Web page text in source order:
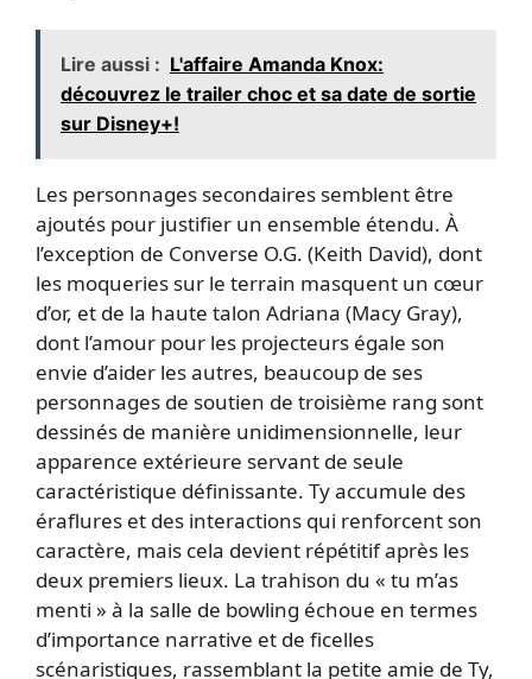
Lire aussi : L'affaire Amanda Knox:
découvrez le trailer choc et sa date de sortie
sur Disney+!
Les personnages secondaires semblent être
ajoutés pour justifier un ensemble étendu. À
l’exception de Converse O.G. (Keith David), dont
les moqueries sur le terrain masquent un cœur
d’or, et de la haute talon Adriana (Macy Gray),
dont l’amour pour les projecteurs égale son
envie d’aider les autres, beaucoup de ses
personnages de soutien de troisième rang sont
dessinés de manière unidimensionnelle, leur
apparence extérieure servant de seule
caractéristique définissante. Ty accumule des
éraflures et des interactions qui renforcent son
caractère, mais cela devient répétitif après les
deux premiers lieux. La trahison du « tu m’as
menti » à la salle de bowling échoue en termes
d’importance narrative et de ficelles
scénaristiques, rassemblant la petite amie de Ty,